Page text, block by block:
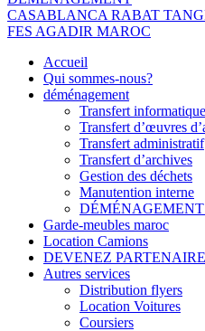
Accueil
Qui sommes-nous?
déménagement
Transfert informatique
Transfert d’œuvres
Transfert administratif
Transfert d’archives
Gestion des déchets
Manutention interne
Garde-meubles maroc
Location Camions
DEVENEZ PARTENAIRE
Autres services
Distribution flyers
Location Voitures
Coursiers